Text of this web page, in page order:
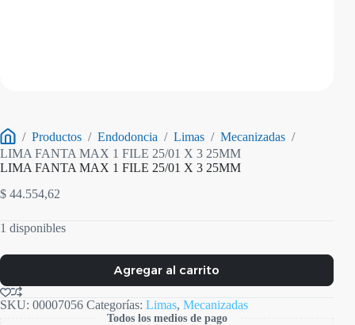
Inicio
/ Productos / Endodoncia / Limas / Mecanizadas /
LIMA FANTA MAX 1 FILE 25/01 X 3 25MM
LIMA FANTA MAX 1 FILE 25/01 X 3 25MM
$ 44.554,62
1 disponibles
Agregar al carrito
SKU: 00007056 Categorías: Limas, Mecanizadas
Todos los medios de pago